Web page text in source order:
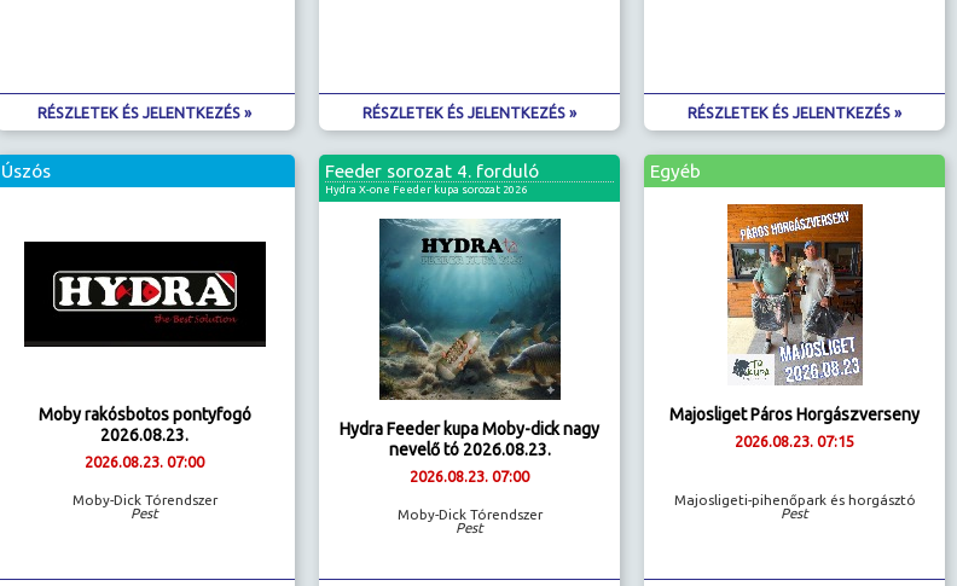
RÉSZLETEK ÉS JELENTKEZÉS » RÉSZLETEK ÉS JELENTKEZÉS » RÉSZLETEK ÉS JELENTKEZÉS »
Úszós
Moby rakósbotos pontyfogó
2026.08.23.
2026.08.23. 07:00
Moby-Dick Tórendszer
Pest
Feeder sorozat 4. forduló
Hydra X-one Feeder kupa sorozat 2026
Hydra Feeder kupa Moby-dick nagy
nevelő tó 2026.08.23.
2026.08.23. 07:00
Moby-Dick Tórendszer
Pest
Egyéb
Majosliget Páros Horgászverseny
2026.08.23. 07:15
Majosligeti-pihenőpark és horgásztó
Pest